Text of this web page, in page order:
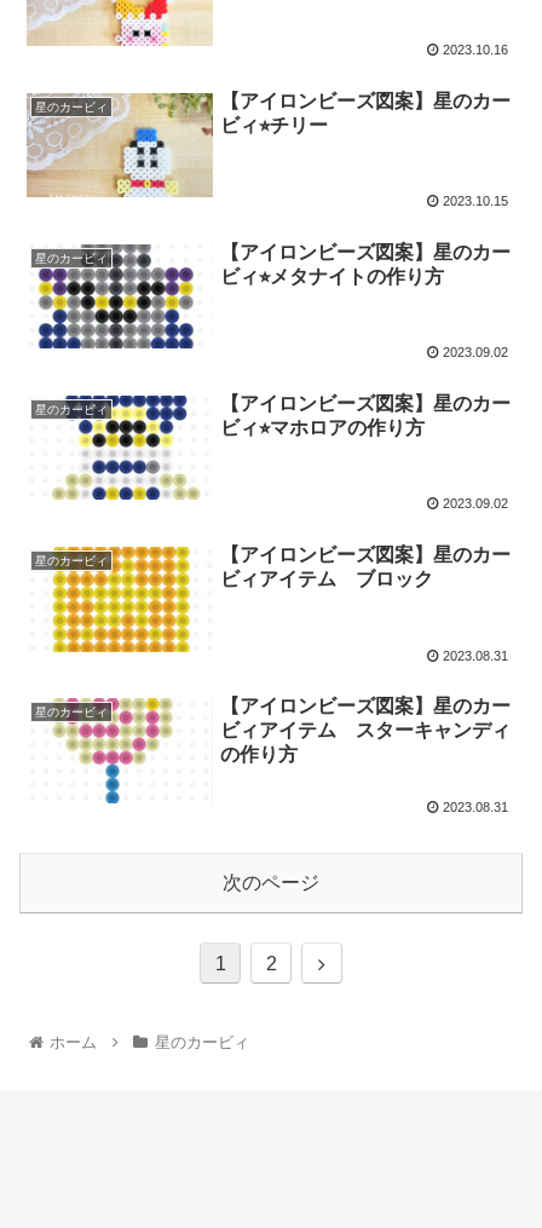
2023.10.16
星のカービィ
【アイロンビーズ図案】星のカー
ビィ⭐︎チリー
2023.10.15
星のカービィ
【アイロンビーズ図案】星のカー
ビィ⭐︎メタナイトの作り方
2023.09.02
星のカービィ
【アイロンビーズ図案】星のカー
ビィ⭐︎マホロアの作り方
2023.09.02
星のカービィ
【アイロンビーズ図案】星のカー
ビィアイテム ブロック
2023.08.31
星のカービィ
【アイロンビーズ図案】星のカー
ビィアイテム スターキャンディ
の作り方
2023.08.31
次のページ
1 2
ホーム 星のカービィ